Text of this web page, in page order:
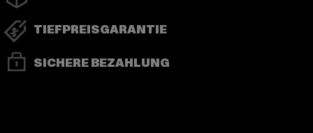
TIEFPREISGARANTIE
SICHERE BEZAHLUNG